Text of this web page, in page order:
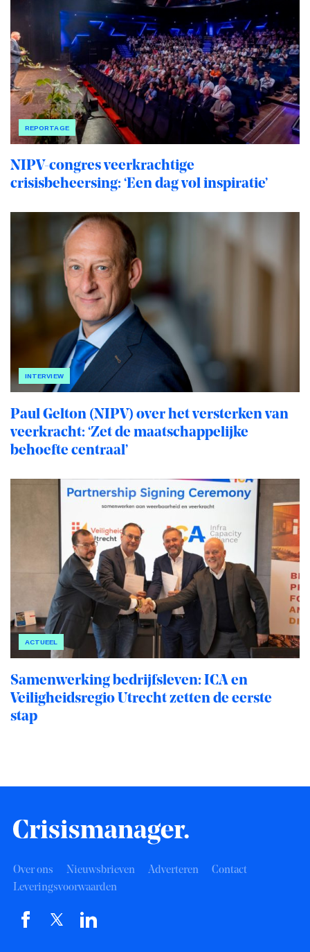
REPORTAGE
NIPV-congres veerkrachtige
crisisbeheersing: ‘Een dag vol inspiratie’
INTERVIEW
Paul Gelton (NIPV) over het versterken van
veerkracht: ‘Zet de maatschappelijke
behoefte centraal’
ACTUEEL
Samenwerking bedrijfsleven: ICA en
Veiligheidsregio Utrecht zetten de eerste
stap
Over ons Nieuwsbrieven Adverteren
Contact
Leveringsvoorwaarden